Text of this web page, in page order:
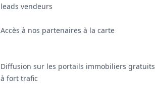
leads vendeurs
Accès à nos partenaires à la carte
Diffusion sur les portails immobiliers gratuits
à fort trafic